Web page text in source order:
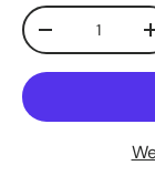
Anzahl
Menge